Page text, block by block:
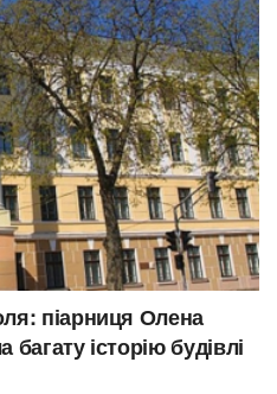
піарниця Олена
історію будівлі